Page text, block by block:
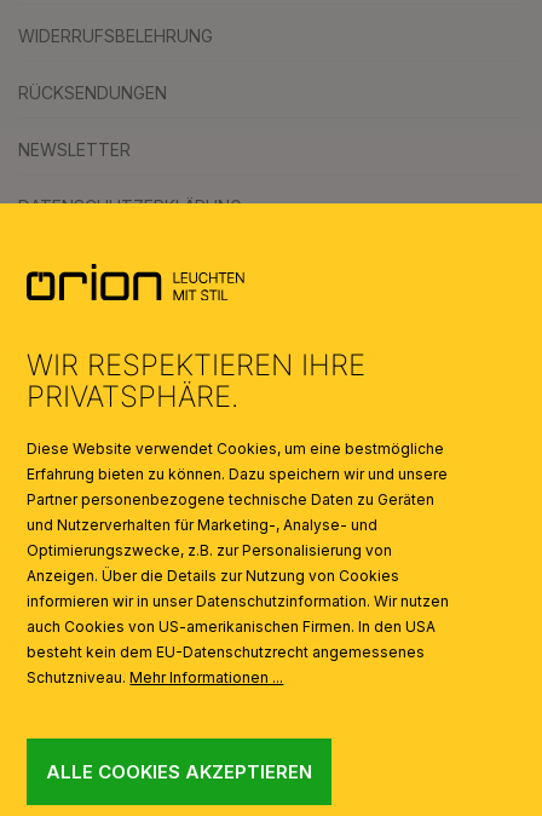
WIDERRUFSBELEHRUNG
RÜCKSENDUNGEN
NEWSLETTER
DATENSCHUTZERKLÄRUNG
KATALOGE
AI
WIR RESPEKTIEREN IHRE
PRIVATSPHÄRE.
Diese Website verwendet Cookies, um eine bestmögliche
Erfahrung bieten zu können. Dazu speichern wir und unsere
Partner personenbezogene technische Daten zu Geräten
und Nutzerverhalten für Marketing-, Analyse- und
Optimierungszwecke, z.B. zur Personalisierung von
Anzeigen. Über die Details zur Nutzung von Cookies
informieren wir in unser Datenschutzinformation. Wir nutzen
auch Cookies von US-amerikanischen Firmen. In den USA
besteht kein dem EU-Datenschutzrecht angemessenes
Schutzniveau.Mehr Informationen ...
ALLE COOKIES AKZEPTIEREN